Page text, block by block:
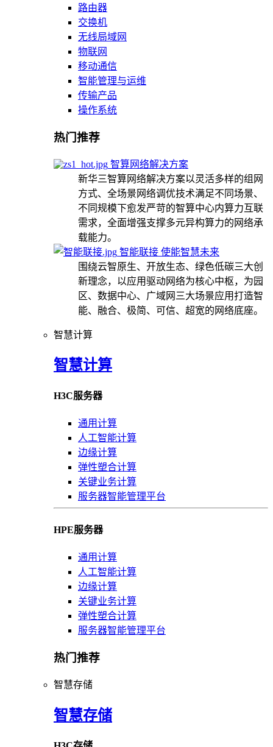
路由器
交换机
无线局域网
物联网
移动通信
智能管理与运维
传输产品
操作系统
热门推荐
智算网络解决方案
新华三智算网络解决方案以灵活多样的组网
方式、全场景网络调优技术满足不同场景、
不同规模下愈发严苛的智算中心内算力互联
需求，全面增强支撑多元异构算力的网络承
载能力。
智能联接 使能智慧未来
围绕云智原生、开放生态、绿色低碳三大创
新理念，以应用驱动网络为核心中枢，为园
区、数据中心、广域网三大场景应用打造智
能、融合、极简、可信、超宽的网络底座。
智慧计算
智慧计算
H3C服务器
通用计算
人工智能计算
边缘计算
弹性塑合计算
关键业务计算
服务器智能管理平台
HPE服务器
通用计算
人工智能计算
边缘计算
关键业务计算
弹性塑合计算
服务器智能管理平台
热门推荐
智慧存储
智慧存储